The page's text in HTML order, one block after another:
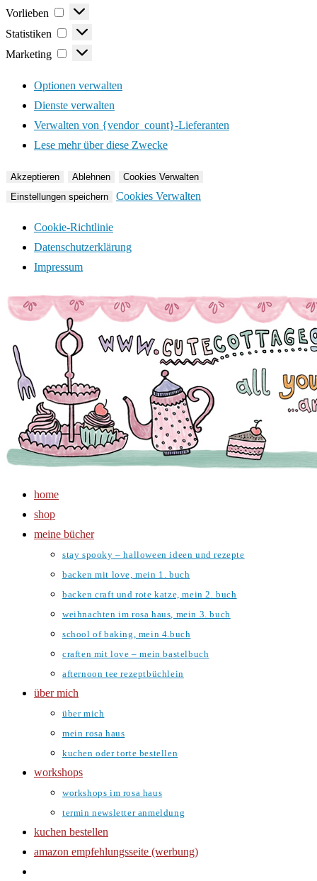
Vorlieben
Vorlieben
Statistiken
Statistiken
Marketing
Marketing
Optionen verwalten
Dienste verwalten
Verwalten von {vendor_count}-Lieferanten
Lese mehr über diese Zwecke
Akzeptieren Ablehnen
Cookies Verwalten
Einstellungen speichern
Cookies Verwalten
Cookie-Richtlinie
Datenschutzerklärung
Impressum
Zum
Inhalt
home
shop
meine bücher
stay spooky – halloween ideen und rezepte
backen mit love, mein 1. buch
backen craft und rote katze, mein 2. buch
weihnachten im rosa haus, mein 3. buch
school of baking, mein 4.buch
craften mit love – mein bastelbuch
afternoon tee rezeptbüchlein
über mich
über mich
mein rosa haus
kuchen oder torte bestellen
workshops
workshops im rosa haus
termin newsletter anmeldung
kuchen bestellen
amazon empfehlungsseite (werbung)